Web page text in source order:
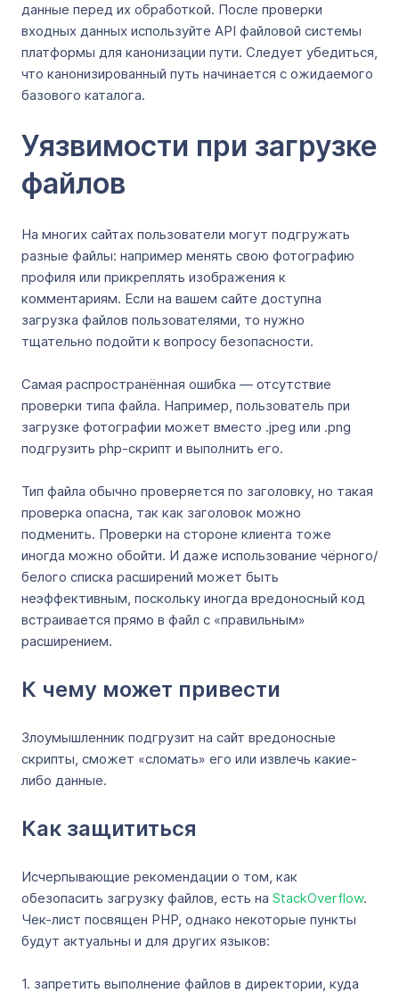
данные перед их обработкой. После проверки
входных данных используйте API файловой системы
платформы для канонизации пути. Следует убедиться,
что канонизированный путь начинается с ожидаемого
базового каталога.
Уязвимости при загрузке
файлов
На многих сайтах пользователи могут подгружать
разные файлы: например менять свою фотографию
профиля или прикреплять изображения к
комментариям. Если на вашем сайте доступна
загрузка файлов пользователями, то нужно
тщательно подойти к вопросу безопасности.
Самая распространённая ошибка — отсутствие
проверки типа файла. Например, пользователь при
загрузке фотографии может вместо .jpeg или .png
подгрузить php-скрипт и выполнить его.
Тип файла обычно проверяется по заголовку, но такая
проверка опасна, так как заголовок можно
подменить. Проверки на стороне клиента тоже
иногда можно обойти. И даже использование чёрного/
белого списка расширений может быть
неэффективным, поскольку иногда вредоносный код
встраивается прямо в файл с «правильным»
расширением.
К чему может привести
Злоумышленник подгрузит на сайт вредоносные
скрипты, сможет «сломать» его или извлечь какие-
либо данные.
Как защититься
Исчерпывающие рекомендации о том, как
обезопасить загрузку файлов, есть на StackOverflow.
Чек-лист посвящен PHP, однако некоторые пункты
будут актуальны и для других языков:
1. запретить выполнение файлов в директории, куда